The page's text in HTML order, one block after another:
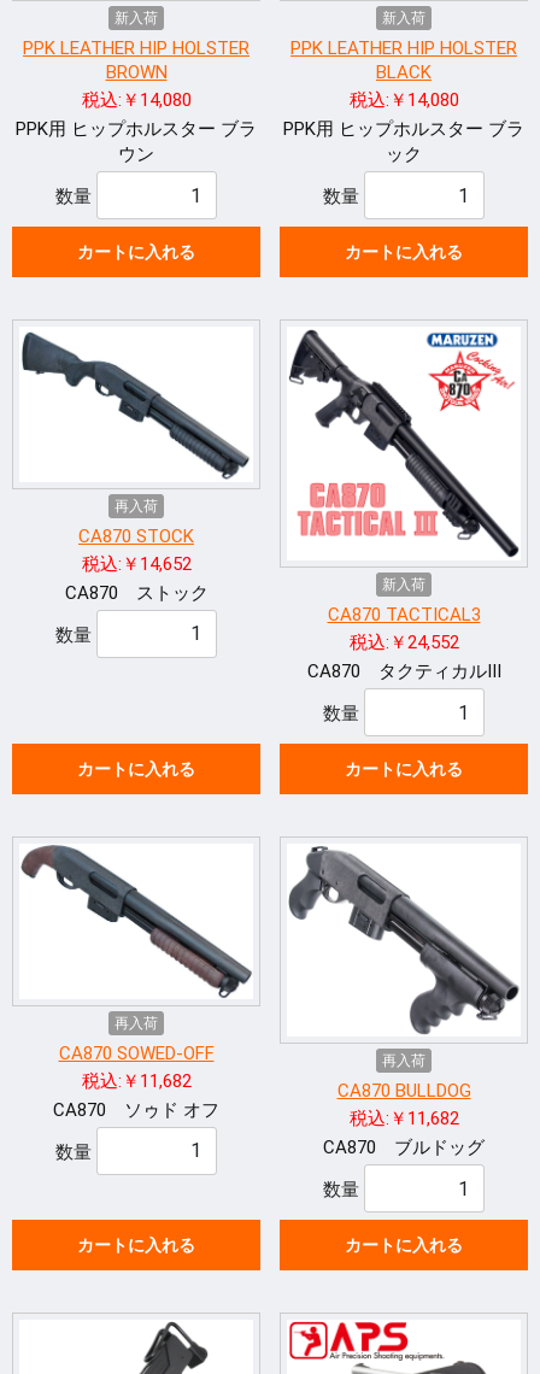
新入荷
PPK LEATHER HIP HOLSTER
BROWN
税込:￥14,080
PPK用 ヒップホルスター ブラ
ウン
数量
カートに入れる
新入荷
PPK LEATHER HIP HOLSTER
BLACK
税込:￥14,080
PPK用 ヒップホルスター ブラ
ック
数量
カートに入れる
再入荷
CA870 STOCK
税込:￥14,652
CA870 ストック
数量
カートに入れる
新入荷
CA870 TACTICAL3
税込:￥24,552
CA870 タクティカルⅢ
数量
カートに入れる
再入荷
CA870 SOWED-OFF
税込:￥11,682
CA870 ソゥド オフ
数量
カートに入れる
再入荷
CA870 BULLDOG
税込:￥11,682
CA870 ブルドッグ
数量
カートに入れる